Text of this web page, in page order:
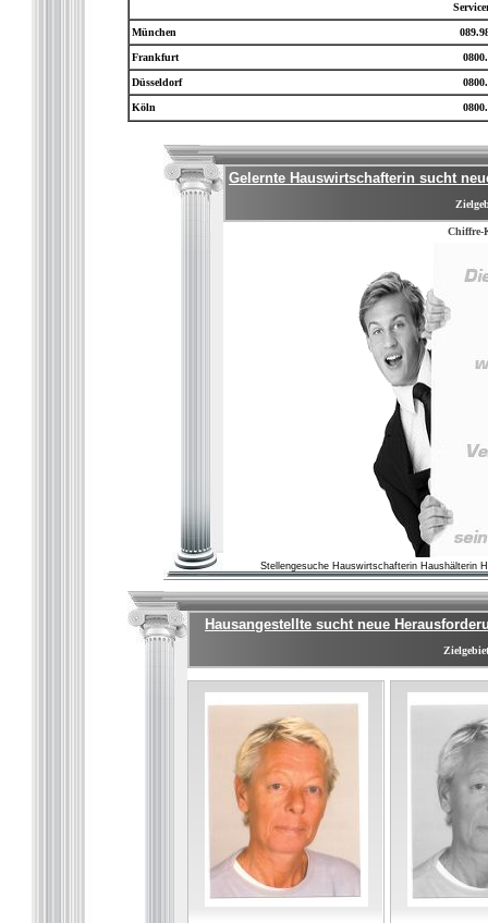
München
Frankfurt
Düsseldorf
Köln
Gelernte Hauswirtschafterin sucht
Chiffre-
Stellengesuche Hauswirtschafterin Haushälterin
Hausangestellte sucht neue